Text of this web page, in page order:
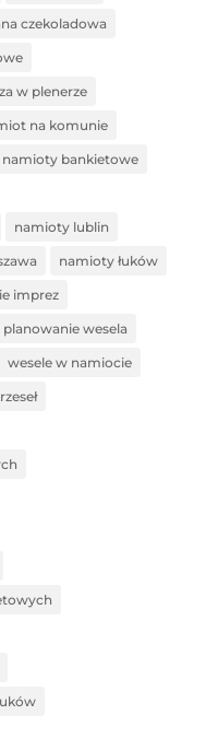
czekoladowa
w plenerze
na komunie
namioty bankietowe
namioty lublin
namioty łuków
imprez
planowanie wesela
wesele w namiocie